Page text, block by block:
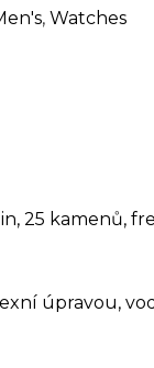
,Watches
25 kamenů,
úpravou,